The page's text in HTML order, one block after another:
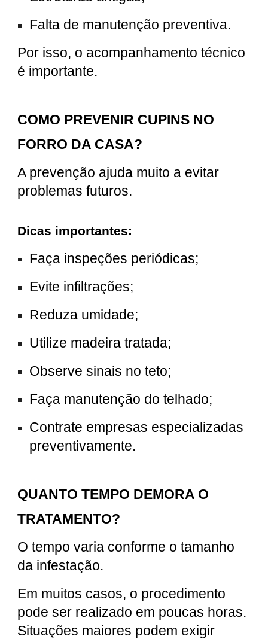
Falta de manutenção preventiva.
Por isso, o acompanhamento técnico
é importante.
COMO PREVENIR CUPINS NO
FORRO DA CASA?
A prevenção ajuda muito a evitar
problemas futuros.
Dicas importantes:
Faça inspeções periódicas;
Evite infiltrações;
Reduza umidade;
Utilize madeira tratada;
Observe sinais no teto;
Faça manutenção do telhado;
Contrate empresas especializadas
preventivamente.
QUANTO TEMPO DEMORA O
TRATAMENTO?
O tempo varia conforme o tamanho
da infestação.
Em muitos casos, o procedimento
pode ser realizado em poucas horas.
Situações maiores podem exigir